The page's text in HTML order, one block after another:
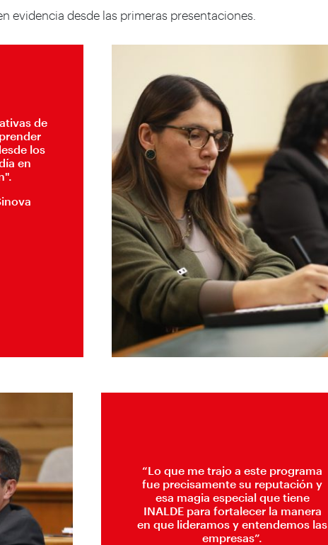
evidencia desde las primeras presentaciones.
de
los
en
“Lo que me trajo a este programa
fue precisamente su reputación y
esa magia especial que tiene
INALDE para fortalecer la manera
en que lideramos y entendemos las
empresas”.